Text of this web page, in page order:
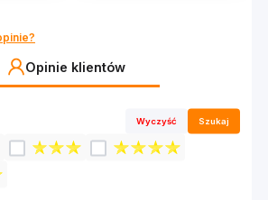
Opinie klientów
Wyczyść Szukaj